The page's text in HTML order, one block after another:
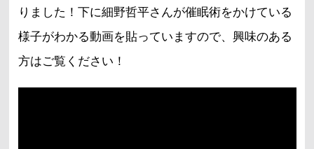
りました！下に細野哲平さんが催眠術をかけている
様子がわかる動画を貼っていますので、興味のある
方はご覧ください！